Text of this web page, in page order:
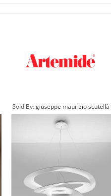
Sold By:giuseppe maurizio scutellà